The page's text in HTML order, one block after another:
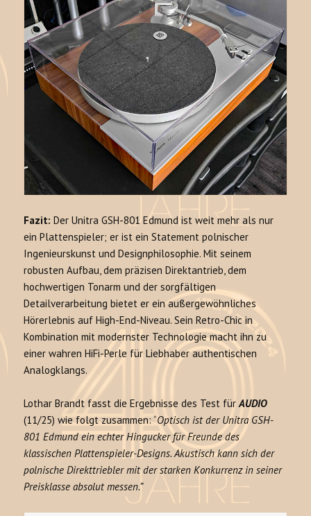
Fazit: Der Unitra GSH-801 Edmund ist weit mehr als nur
ein Plattenspieler; er ist ein Statement polnischer
Ingenieurskunst und Designphilosophie. Mit seinem
robusten Aufbau, dem präzisen Direktantrieb, dem
hochwertigen Tonarm und der sorgfältigen
Detailverarbeitung bietet er ein außergewöhnliches
Hörerlebnis auf High-End-Niveau. Sein Retro-Chic in
Kombination mit modernster Technologie macht ihn zu
einer wahren HiFi-Perle für Liebhaber authentischen
Analogklangs.
Lothar Brandt fasst die Ergebnisse des Test fürAUDIO
(11/25) wie folgt zusammen: “Optisch ist der Unitra GSH-
801 Edmund ein echter Hingucker für Freunde des
klassischen Plattenspieler-Designs. Akustisch kann sich der
polnische Direkttriebler mit der starken Konkurrenz in seiner
Preisklasse absolut messen.”